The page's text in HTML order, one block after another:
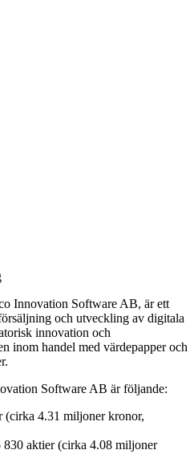
Innovation Software AB, är ett
och utveckling av digitala
innovation och
inom handel med värdepapper och
Software AB är följande:
(cirka 4.31 miljoner kronor,
830 aktier (cirka 4.08 miljoner